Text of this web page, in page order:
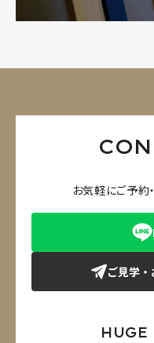
お気軽にご予約
ご見学
HUGE